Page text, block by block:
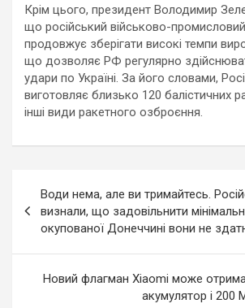
Крім цього, президент Володимир
що російський військово-
продовжує зберігати високі темпи
що дозволяє РФ регулярно
удари по Україні. За його словами,
виготовляє близько 120 балістичних
інші види ракетного озброєння.
по
записям
Води нема, але ви тримайтесь.
визнали, що задовільнити
окупованої Донеччині вони не
Новий флагман Xiaomi може
акумулятор і 200